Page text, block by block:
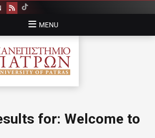
Rss
MENU
OF PATRAS
for: Welcome to